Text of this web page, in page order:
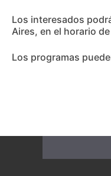
Los interesados
Aires, en el horario
Los programas